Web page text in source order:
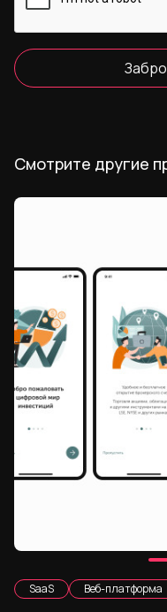
Смотрите другие
SaaS Веб-платформа